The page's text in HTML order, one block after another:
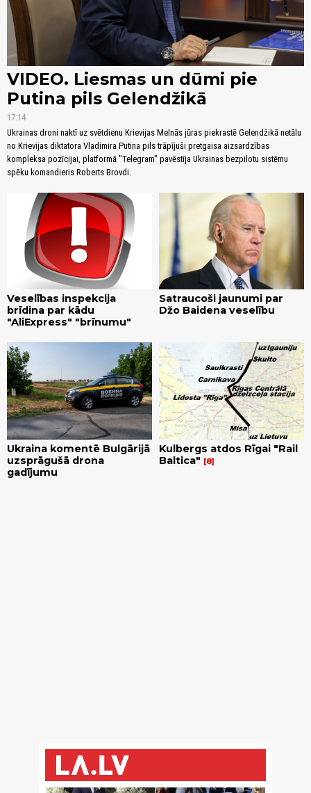
VIDEO. Liesmas un dūmi pie
Putina pils Gelendžikā
17:14
Ukrainas droni naktī uz svētdienu Krievijas Melnās jūras piekrastē Gelendžikā netālu
no Krievijas diktatora Vladimira Putina pils trāpījuši pretgaisa aizsardzības
kompleksa pozīcijai, platformā "Telegram" pavēstīja Ukrainas bezpilotu sistēmu
spēku komandieris Roberts Brovdi.
Veselības inspekcija
brīdina par kādu
"AliExpress" "brīnumu"
Satraucoši jaunumi par
Džo Baidena veselību
Ukraina komentē Bulgārijā
uzsprāgušā drona
gadījumu
Kulbergs atdos Rīgai "Rail
Baltica"
8